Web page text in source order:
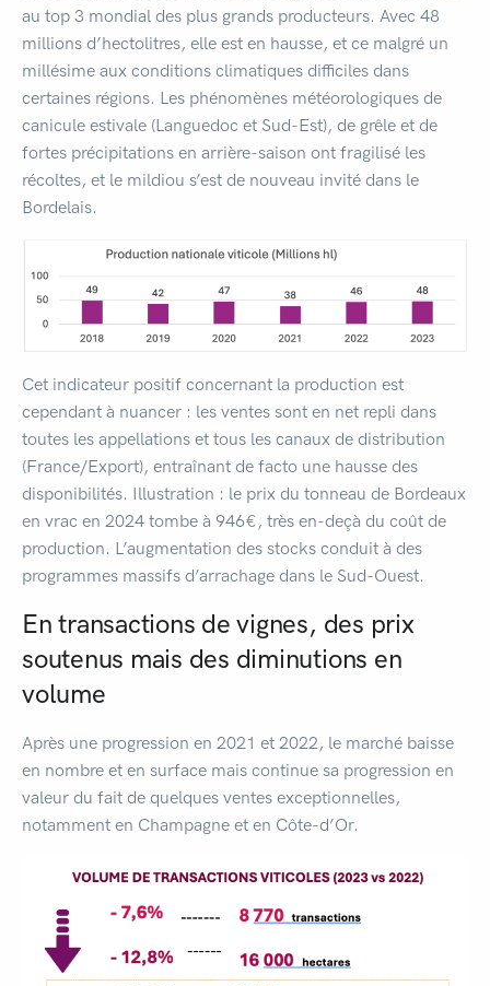
au top 3 mondial des plus grands producteurs. Avec 48
millions d’hectolitres, elle est en hausse, et ce malgré un
millésime aux conditions climatiques difficiles dans
certaines régions. Les phénomènes météorologiques de
canicule estivale (Languedoc et Sud-Est), de grêle et de
fortes précipitations en arrière-saison ont fragilisé les
récoltes, et le mildiou s’est de nouveau invité dans le
Bordelais.
Cet indicateur positif concernant la production est
cependant à nuancer : les ventes sont en net repli dans
toutes les appellations et tous les canaux de distribution
(France/Export), entraînant de facto une hausse des
disponibilités. Illustration : le prix du tonneau de Bordeaux
en vrac en 2024 tombe à 946€, très en-deçà du coût de
production. L’augmentation des stocks conduit à des
programmes massifs d’arrachage dans le Sud-Ouest.
En transactions de vignes, des prix
soutenus mais des diminutions en
volume
Après une progression en 2021 et 2022, le marché baisse
en nombre et en surface mais continue sa progression en
valeur du fait de quelques ventes exceptionnelles,
notamment en Champagne et en Côte-d’Or.